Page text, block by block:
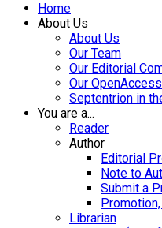
Home
About Us
About Us
Our Team
Our Editorial
Our
Septentrion in
You are a...
Reader
Author
Editorial
Note to
Submit a
Librarian